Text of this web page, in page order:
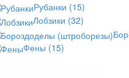
Рубанки (15)
Лобзики (32)
Фены (15)